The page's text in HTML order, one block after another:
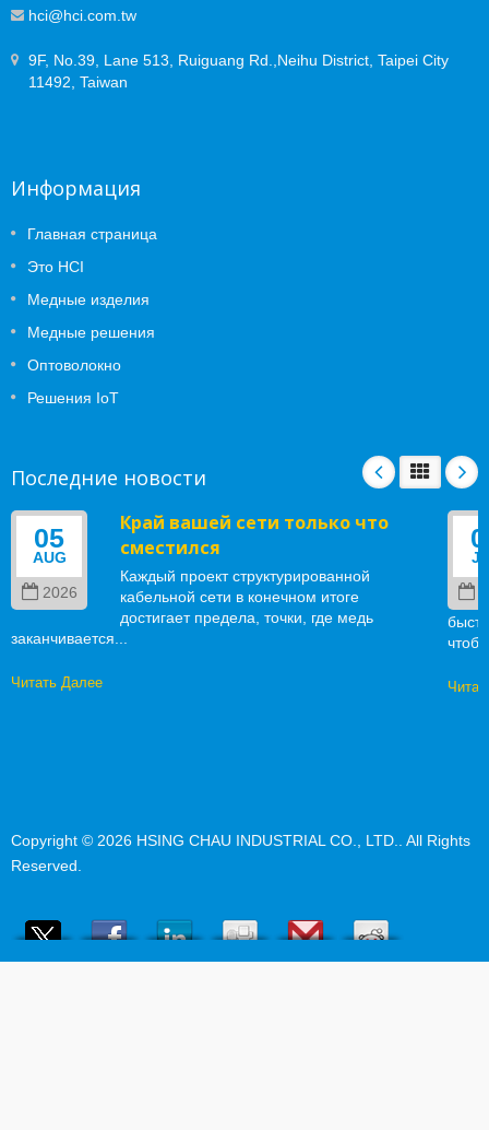
hci@hci.com.tw
9F, No.39, Lane 513, Ruiguang Rd.,Neihu District, Taipei City
11492, Taiwan
Информация
Главная страница
Это HCI
Медные изделия
Медные решения
Оптоволокно
Решения IoT
Последние новости
05
AUG
2026
Край вашей сети только что
сместился
Каждый проект структурированной
кабельной сети в конечном итоге
достигает предела, точки, где медь
заканчивается...
Читать Далее
Copyright © 2026 HSING CHAU INDUSTRIAL CO., LTD.
. All Rights
Reserved.